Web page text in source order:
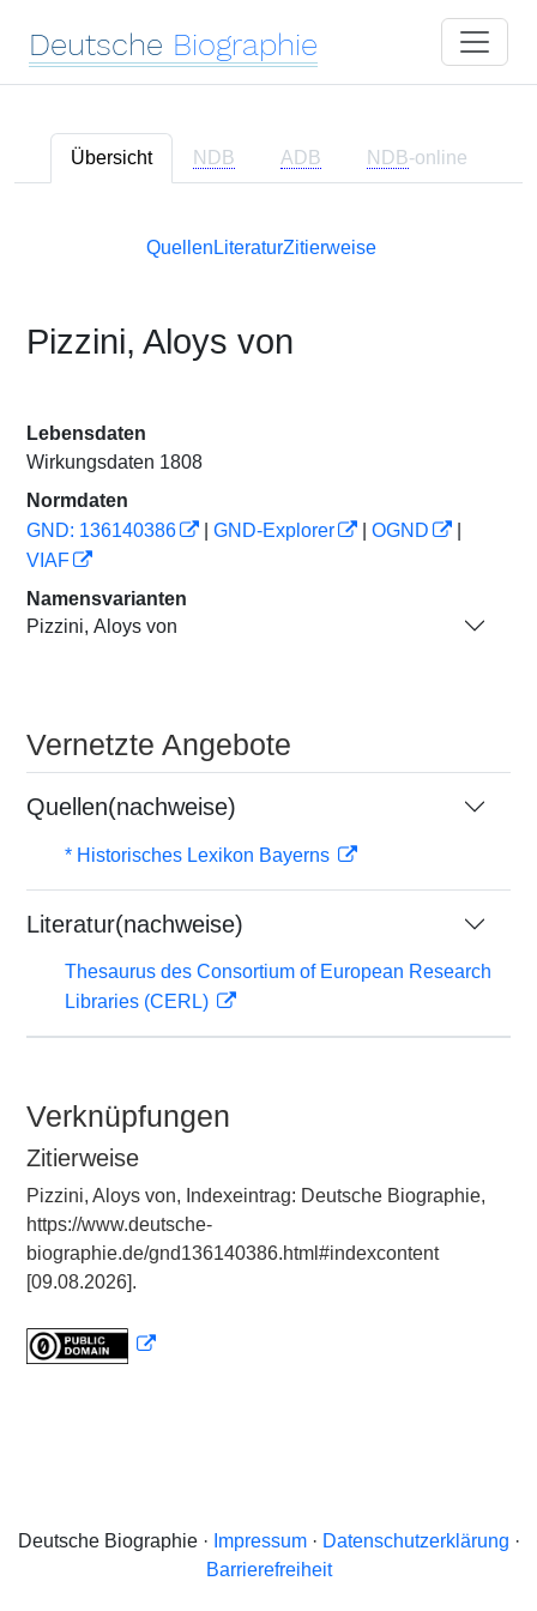
Deutsche Biographie
Übersicht NDB ADB NDB-online
Quellen LiteraturZitierweise
Pizzini, Aloys von
Lebensdaten
Wirkungsdaten 1808
Normdaten
GND: 136140386
GND-Explorer OGND
VIAF
Namensvarianten
Pizzini, Aloys von
Vernetzte Angebote
Quellen(nachweise)
* Historisches Lexikon Bayerns
Literatur(nachweise)
Thesaurus des Consortium of European Research
Libraries (CERL)
Verknüpfungen
Zitierweise
Pizzini, Aloys von, Indexeintrag: Deutsche Biographie,
https://www.deutsche-
biographie.de/gnd136140386.html#indexcontent
[09.08.2026].
Deutsche Biographie · Impressum· Datenschutzerklärung ·
Barrierefreiheit